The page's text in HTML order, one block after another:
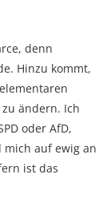
denn
Hinzu kommt,
ändern. Ich
oder AfD,
mich auf ewig an
ist das